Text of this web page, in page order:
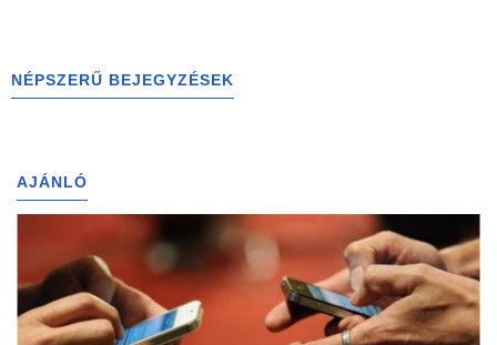
NÉPSZERŰ BEJEGYZÉSEK
AJÁNLÓ